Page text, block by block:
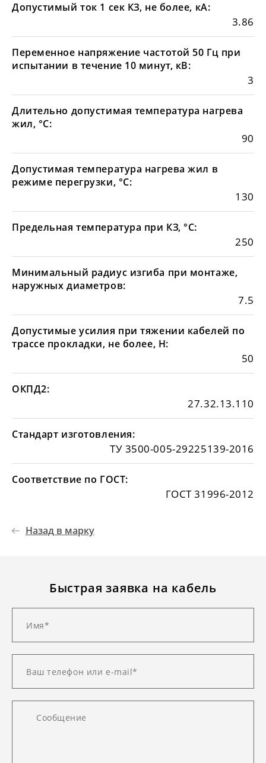
Допустимый ток 1 сек КЗ, не более, кА:
3.86
Переменное напряжение частотой 50 Гц при
испытании в течение 10 минут, кВ:
3
Длительно допустимая температура нагрева
жил, °С:
90
Допустимая температура нагрева жил в
режиме перегрузки, °С:
130
Предельная температура при КЗ, °С:
250
Минимальный радиус изгиба при монтаже,
наружных диаметров:
7.5
Допустимые усилия при тяжении кабелей по
трассе прокладки, не более, Н:
50
ОКПД2:
27.32.13.110
Стандарт изготовления:
ТУ 3500-005-29225139-2016
Соответствие по ГОСТ:
ГОСТ 31996-2012
Назад в марку
Быстрая заявка на кабель